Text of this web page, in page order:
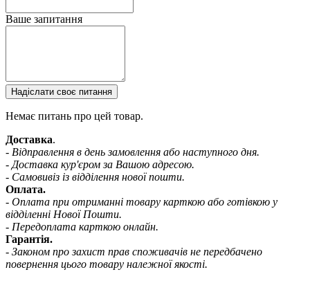
Ваше запитання
Надіслати своє питання
Немає питань про цей товар.
Доставка.
- Відправлення в день замовлення або наступного дня.
- Доставка кур'єром за Вашою адресою.
- Самовивіз із відділення нової пошти.
Оплата.
- Оплата при отриманні товару карткою або готівкою у
відділенні Нової Пошти.
- Передоплата карткою онлайн.
Гарантія.
- Законом про захист прав споживачів не передбачено
повернення цього товару належної якості.